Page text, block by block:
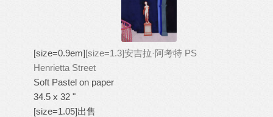
[size=0.9em][size=1.3]安吉拉·阿考特 PS
Henrietta Street
Soft Pastel on paper
34.5 x 32 "
[size=1.05]出售